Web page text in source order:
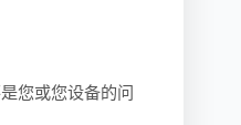
您或您设备的问